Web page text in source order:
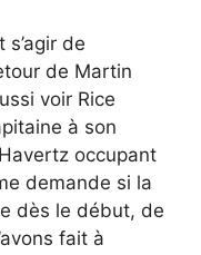
de
de Martin
voir Rice
à son
occupant
demande si la
dès le début, de
fait à